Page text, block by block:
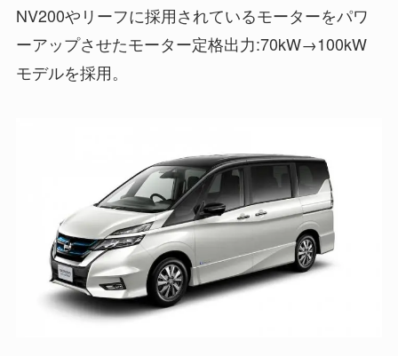
NV200やリーフに採用されているモーターをパワ
ーアップさせたモーター定格出力:70kW→100kW
モデルを採用。